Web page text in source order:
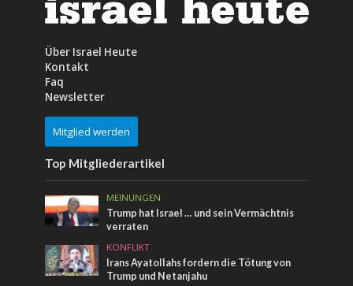
Über Israel Heute
Kontakt
Faq
Newsletter
Mitglied werden
Top Mitgliederartikel
MEINUNGEN
Trump hat Israel … und sein Vermächtnis
verraten
KONFLIKT
Irans Ayatollahs fordern die Tötung von
Trump und Netanjahu